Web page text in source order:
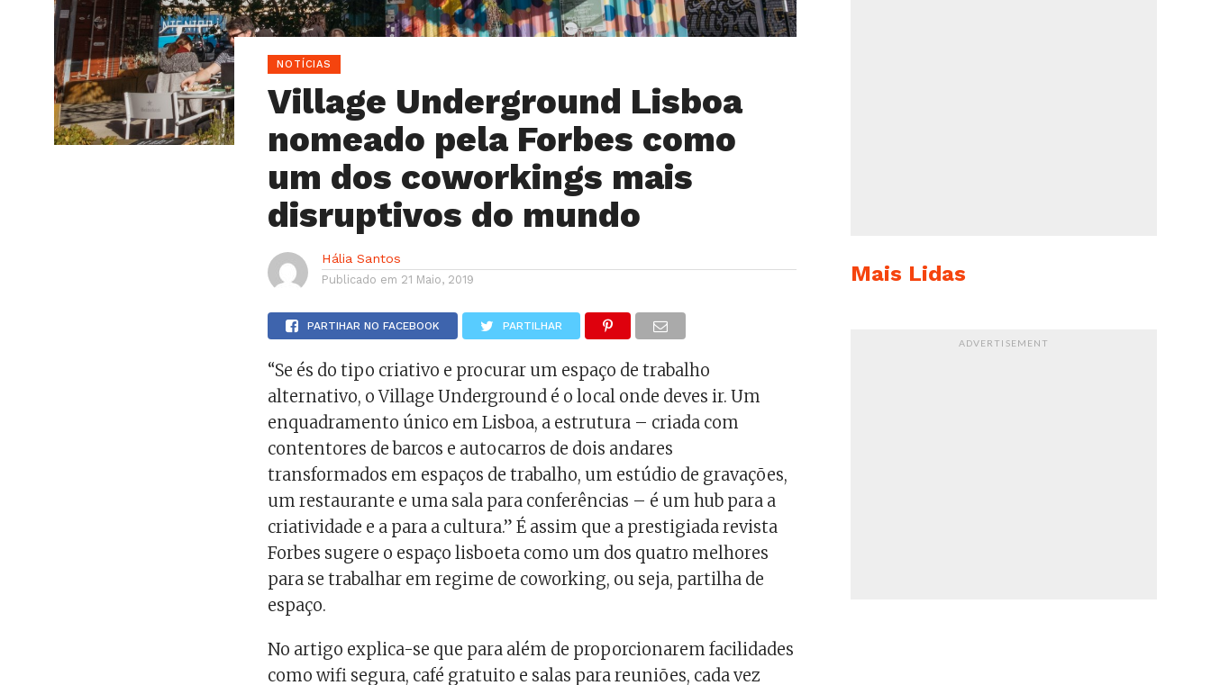
NOTÍCIAS
Village Underground Lisboa
nomeado pela Forbes como
um dos coworkings mais
disruptivos do mundo
Hália Santos
Publicado em 21 Maio, 2019
PARTIHAR NO FACEBOOK PARTILHAR
“Se és do tipo criativo e procurar um espaço de trabalho
alternativo, o Village Underground é o local onde deves ir. Um
enquadramento único em Lisboa, a estrutura – criada com
contentores de barcos e autocarros de dois andares
transformados em espaços de trabalho, um estúdio de gravações,
um restaurante e uma sala para conferências – é um hub para a
criatividade e a para a cultura.” É assim que a prestigiada revista
Forbes sugere o espaço lisboeta como um dos quatro melhores
para se trabalhar em regime de coworking, ou seja, partilha de
espaço.
No artigo explica-se que para além de proporcionarem facilidades
como wifi segura, café gratuito e salas para reuniões, cada vez
Mais Lidas
ADVERTISEMENT